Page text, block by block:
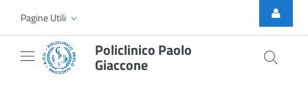
Skip to Main Content
Pagine Utili
Policlinico Paolo
Giaccone